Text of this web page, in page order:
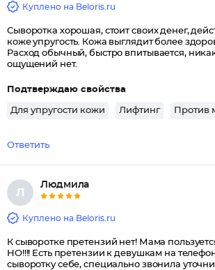
Куплено на Beloris.ru
Сыворотка хорошая, стоит своих денег,
коже упругость. Кожа выглядит более
Расход обычный, быстро впитывается,
ощущений нет.
Подтверждаю свойства
Для упругости кожи Лифтинг Против
Ответить
Л
Людмила
Куплено на Beloris.ru
К сыворотке претензий нет! Мама
НО!!!! Есть претензии к девушкам на
сыворотку себе, специально звонила